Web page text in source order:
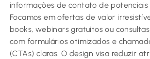
informações de contato de potenciais
Focamos em ofertas de valor
books, webinars gratuitos ou
com formulários otimizados e
(CTAs) claras. O design visa reduzir